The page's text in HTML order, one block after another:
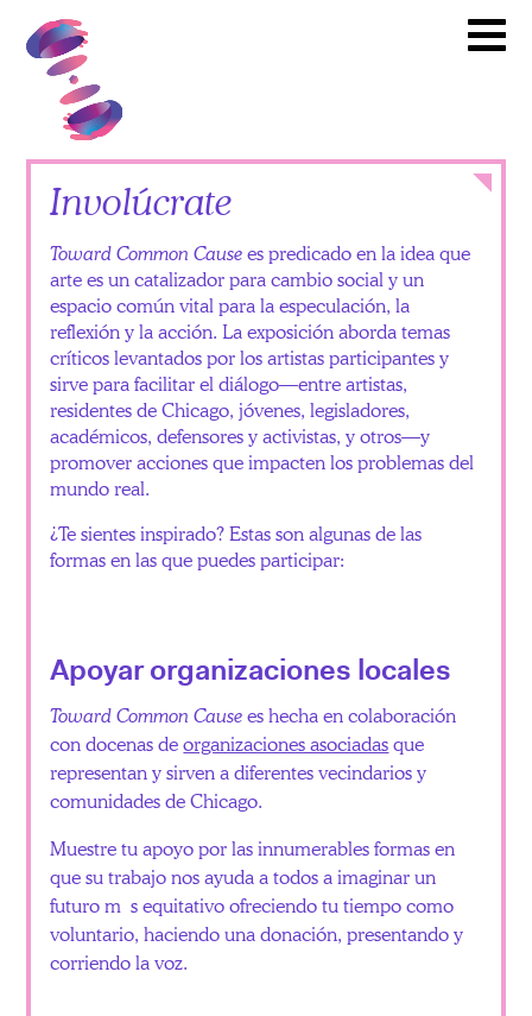
Toward Common Cause
Artistas
Socios
Calendario
Noticias
Itinerario
Recursos
Educativos
Como
Involucrarse
English
Involúcrate
Toward Common Causees predicado en la idea que
arte es un catalizador para cambio social y un
espacio común vital para la especulación, la
reflexión y la acción. La exposición aborda temas
críticos levantados por los artistas participantes y
sirve para facilitar el diálogo—entre artistas,
residentes de Chicago, jóvenes, legisladores,
académicos, defensores y activistas, y otros—y
promover acciones que impacten los problemas del
mundo real.
¿Te sientes inspirado? Estas son algunas de las
formas en las que puedes participar:
Apoyar organizaciones locales
Toward Common Causees hecha en colaboración
con docenas deorganizaciones asociadasque
representan y sirven a diferentes vecindarios y
comunidades de Chicago.
Muestre tu apoyo por las innumerables formas en
que su trabajo nos ayuda a todos a imaginar un
futuro m s equitativo ofreciendo tu tiempo como
voluntario, haciendo una donación, presentando y
corriendo la voz.
Close